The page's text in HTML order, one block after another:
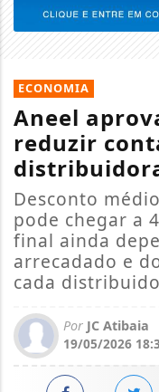
ECONOMIA
Aneel
reduzir
Desconto
pode chegar a
final ainda
arrecadado e
cada
Por JC Atibaia
19/05/2026